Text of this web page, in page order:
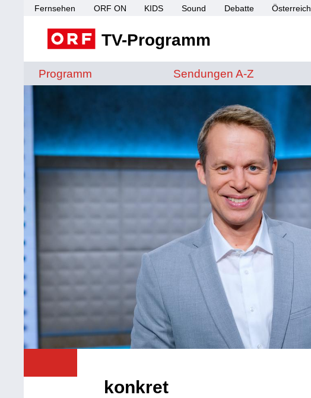
Fernsehen ORF ON KIDS Sound Debatte Österreich
TV-Programm
Programm Sendungen von A bis Z
Sendungen A-Z
konkret